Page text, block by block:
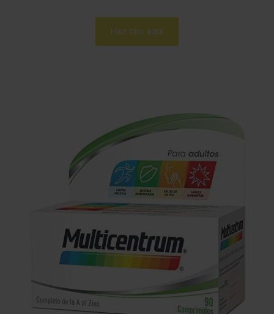
Haz clic aquí